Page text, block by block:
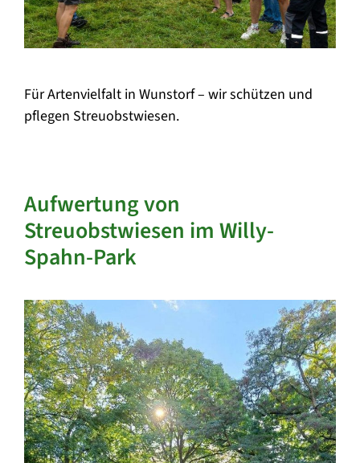
Für Artenvielfalt in Wunstorf – wir schützen und
pflegen Streuobstwiesen.
Aufwertung von
Streuobstwiesen im Willy-
Spahn-Park